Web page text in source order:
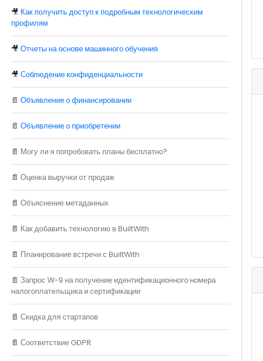
🎥 Как получить доступ к подробным технологическим
профилям
🎥Отчеты на основе машинного обучения
🎥Соблюдение конфиденциальности
📄Объявление о финансировании
📄Объявление о приобретении
📄 Могу ли я попробовать планы бесплатно?
📄Оценка выручки от продаж
📄Объяснение метаданных
📄 Как добавить технологию в BuiltWith
📄 Планирование встречи с BuiltWith
📄Запрос W-9 на получение идентификационного номера
налогоплательщика и сертификации
📄Скидка для стартапов
📄Соответствие GDPR